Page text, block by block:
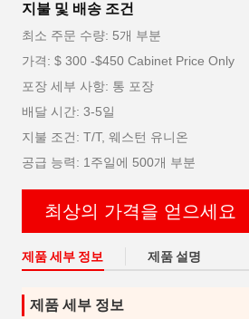
지불 및 배송 조건
최소 주문 수량: 5개 부분
가격: $ 300 -$450 Cabinet Price Only
포장 세부 사항: 통 포장
배달 시간: 3-5일
지불 조건: T/T, 웨스턴 유니온
공급 능력: 1주일에 500개 부분
최상의 가격을 얻으세요
제품 세부 정보 제품 설명
제품 세부 정보